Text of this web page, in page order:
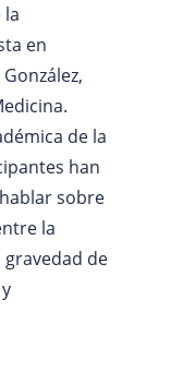
la
en
de la
han
sobre
la
de